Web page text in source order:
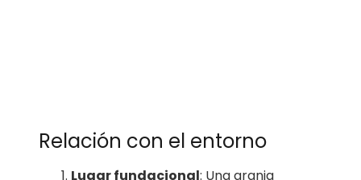
Relación con el entorno
Lugar fundacional: Una granja